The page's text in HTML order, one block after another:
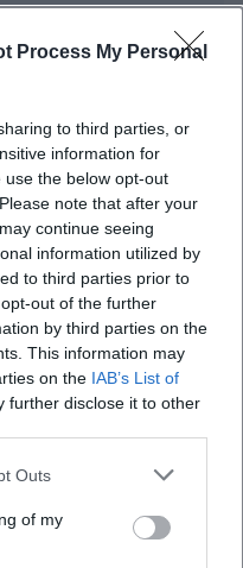
Process My Personal
to third parties, or
information for
the below opt-out
note that after your
continue seeing
information utilized by
to third parties prior to
out of the further
by third parties on the
This information may
on the IAB’s List of
further disclose it to other
Outs
of my
statt?
oder draußen